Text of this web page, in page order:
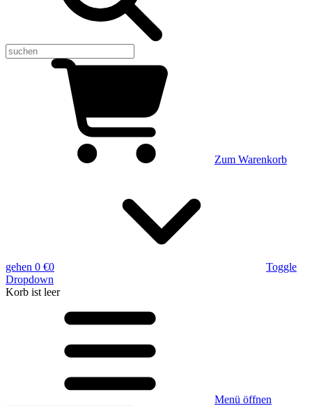
Zum Warenkorb
gehen 0 €0
Toggle
Dropdown
Korb ist leer
Menü öffnen